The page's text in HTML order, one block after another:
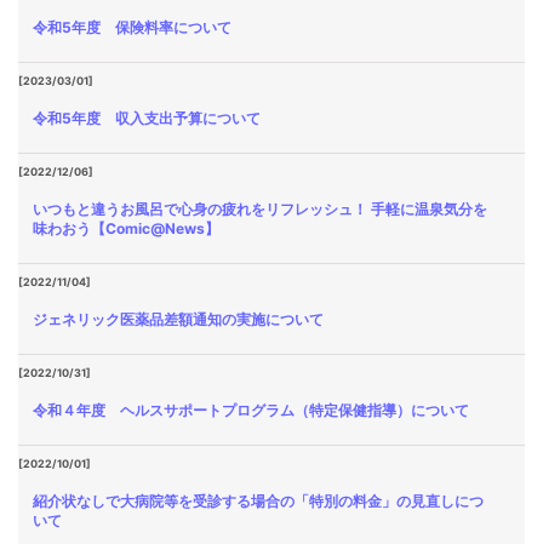
令和5年度 保険料率について
[2023/03/01]
令和5年度 収入支出予算について
[2022/12/06]
いつもと違うお風呂で心身の疲れをリフレッシュ！ 手軽に温泉気分を
味わおう【Comic@News】
[2022/11/04]
ジェネリック医薬品差額通知の実施について
[2022/10/31]
令和４年度 ヘルスサポートプログラム（特定保健指導）について
[2022/10/01]
紹介状なしで大病院等を受診する場合の「特別の料金」の見直しにつ
いて